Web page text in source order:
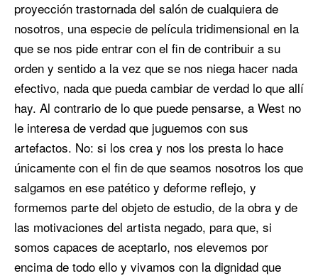
proyección trastornada del salón de cualquiera de
nosotros, una especie de película tridimensional en la
que se nos pide entrar con el fin de contribuir a su
orden y sentido a la vez que se nos niega hacer nada
efectivo, nada que pueda cambiar de verdad lo que allí
hay. Al contrario de lo que puede pensarse, a West no
le interesa de verdad que juguemos con sus
artefactos. No: si los crea y nos los presta lo hace
únicamente con el fin de que seamos nosotros los que
salgamos en ese patético y deforme reflejo, y
formemos parte del objeto de estudio, de la obra y de
las motivaciones del artista negado, para que, si
somos capaces de aceptarlo, nos elevemos por
encima de todo ello y vivamos con la dignidad que